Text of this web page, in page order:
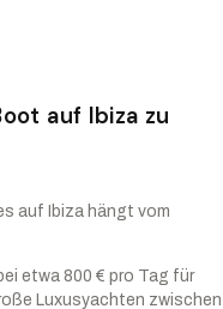
auf Ibiza zu
auf Ibiza hängt vom
etwa 800 € pro Tag für
Luxusyachten zwischen